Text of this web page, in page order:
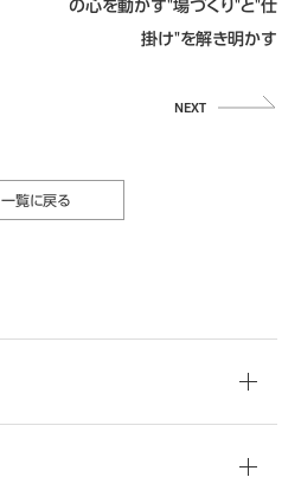
一覧に戻る
の心を動かす"場づくり"と"仕
掛け"を解き明かす